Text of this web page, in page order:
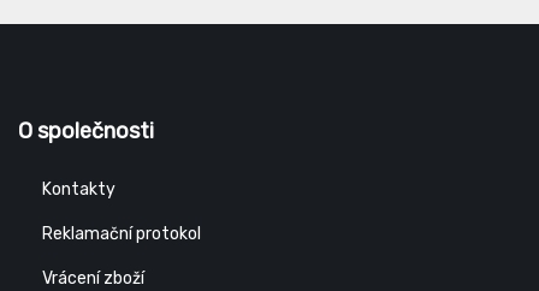
O společnosti
Kontakty
Reklamační protokol
Vrácení zboží